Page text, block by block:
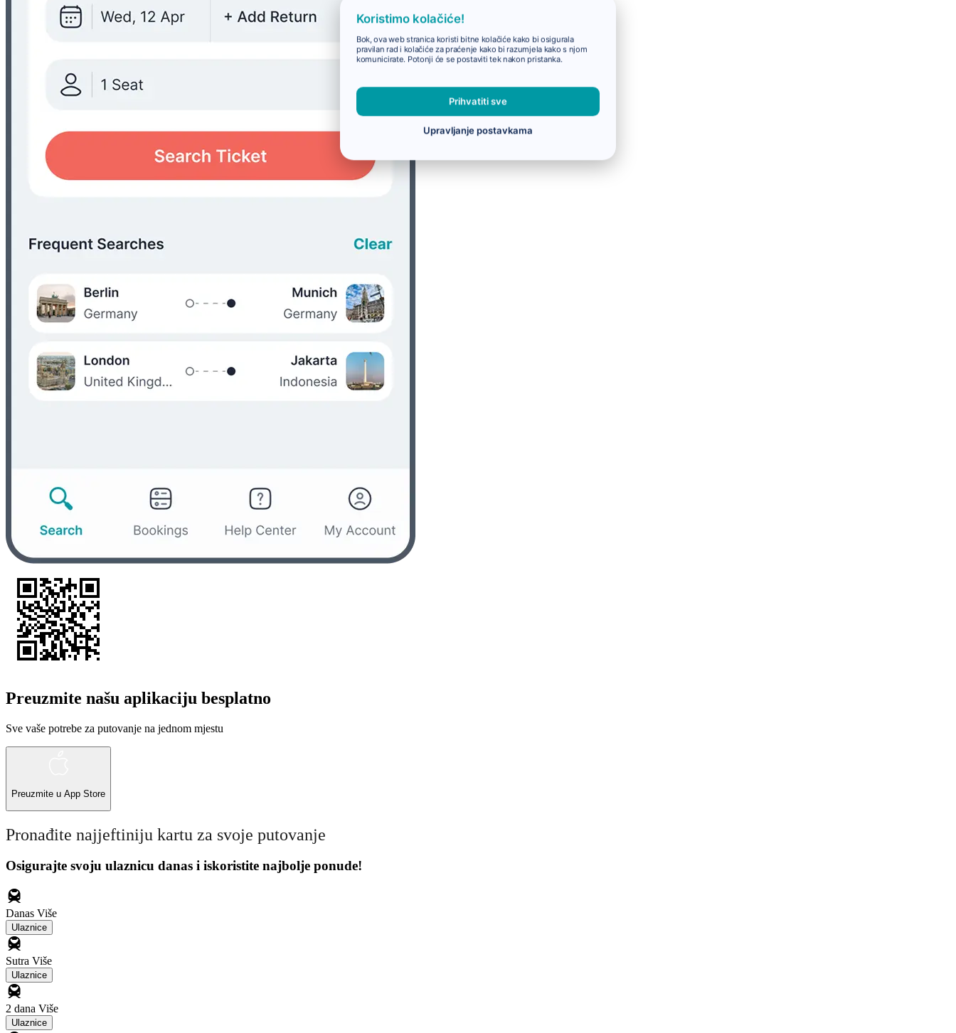
Preuzmite našu aplikaciju besplatno
Sve vaše potrebe za putovanje na jednom mjestu
Preuzmite u App Store
Pronađite najjeftiniju kartu za svoje putovanje
Osigurajte svoju ulaznicu danas i iskoristite najbolje ponude!
Danas Više
Ulaznice
Sutra Više
Ulaznice
2 dana Više
Ulaznice
Koristimo kolačiće!
Bok, ova web stranica koristi bitne kolačiće kako bi osigurala
pravilan rad i kolačiće za praćenje kako bi razumjela kako s njom
komunicirate. Potonji će se postaviti tek nakon pristanka.
Prihvatiti sve
Upravljanje postavkama